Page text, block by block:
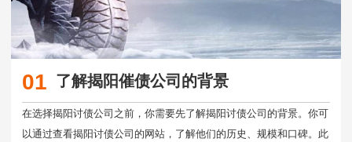
01 了解揭阳催债公司的背景
在选择揭阳讨债公司之前，你需要先了解揭阳讨债公司的背景。你可
以通过查看揭阳讨债公司的网站，了解他们的历史、规模和口碑。此